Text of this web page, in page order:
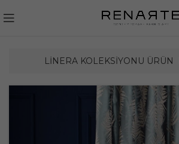
LINERA KOLEKSIYONU ÜRÜN